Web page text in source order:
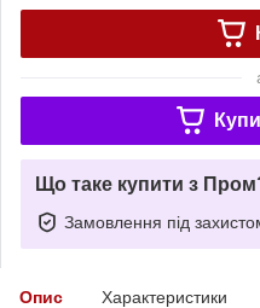
Що таке купити з
Замовлення під
Опис Характеристики